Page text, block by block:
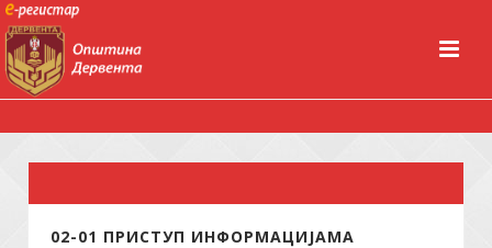
02-01 ПРИСТУП ИНФОРМАЦИЈАМА